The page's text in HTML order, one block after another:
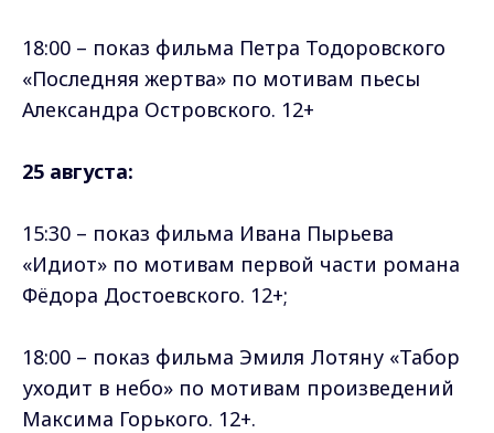
18:00 – показ фильма Петра Тодоровского
«Последняя жертва» по мотивам пьесы
Александра Островского. 12+
25 августа:
15:30 – показ фильма Ивана Пырьева
«Идиот» по мотивам первой части романа
Фёдора Достоевского. 12+;
18:00 – показ фильма Эмиля Лотяну «Табор
уходит в небо» по мотивам произведений
Максима Горького. 12+.